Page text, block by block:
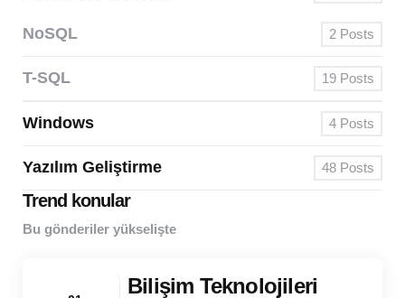
NoSQL 2 Posts
T-SQL 19 Posts
Windows 4 Posts
Yazılım Geliştirme 48 Posts
Trend konular
Bu gönderiler yükselişte
Bilişim Teknolojileri